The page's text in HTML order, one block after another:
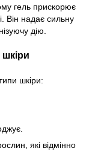
гель прискорює
Він надає сильну
дію.
шкіри:
які відмінно